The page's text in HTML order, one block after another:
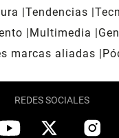
Tendencias
Multimedia
marcas aliadas
REDES SOCIALES